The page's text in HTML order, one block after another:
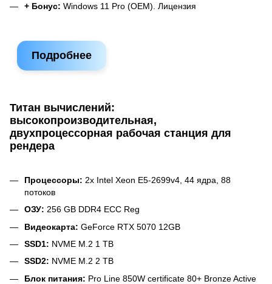
+ Бонус: Windows 11 Pro (OEM). Лицензия
Подробнее
Титан вычислений:
высокопроизводительная,
двухпроцессорная рабочая станция для
рендера
Процессоры: 2х Intel Xeon E5-2699v4, 44 ядра, 88
потоков
ОЗУ: 256 GB DDR4 ECC Reg
Видеокарта: GeForce RTX 5070 12GB
SSD1: NVME M.2 1 TB
SSD2: NVME M.2 2 TB
Блок питания: Pro Line 850W certificate 80+ Bronze Active